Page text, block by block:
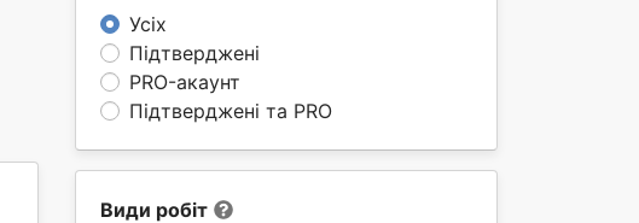
Усіх
Підтверджені
PRO-акаунт
Підтверджені та PRO
Види робіт